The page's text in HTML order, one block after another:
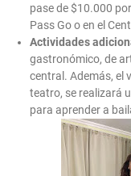
pase de $10.000
Pass Go o en el
Actividades
gastronómico, de
central. Además, el
teatro, se realizará
para aprender a